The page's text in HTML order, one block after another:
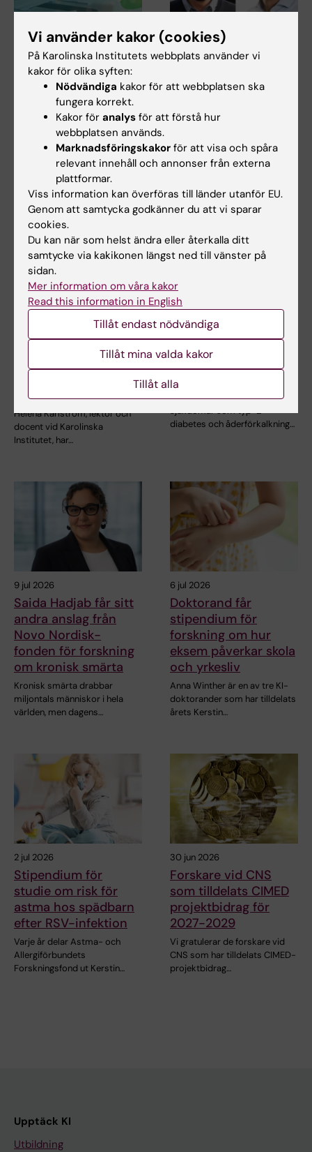
27 jul 2026
Juliette Foucher
tilldelas prestigefyllt
internationellt ALS-
Juliette Foucher, postdoktor
vid institutionen för klinisk
neurovetenskap…
24 jul 2026
Två KI-forskare får
ng från Knut och
Stiftelse
Professor Gonçalo Castelo-
Branco och professor Janne
Lehtiö vid KI får…
15 jul 2026
Helena Karlström får
Novo Nordisk-anslag
för forskning om ny
småkärlssjukdom
Helena Karlström, lektor och
docent vid Karolinska
Institutet, har…
10 jul 2026
Novo Nordisk-anslag
till KI-forskare för
nydanande tester av
läkemedel
Vid kardiometabola
sjukdomar som typ-2
diabetes och åderförkalkning…
9 jul 2026
Saida Hadjab får sitt
andra anslag från
Novo Nordisk-
fonden för forskning
om kronisk smärta
Kronisk smärta drabbar
miljontals människor i hela
världen, men dagens…
6 jul 2026
Doktorand får
stipendium för
forskning om hur
eksem påverkar skola
och yrkesliv
Anna Winther är en av tre KI-
doktorander som har tilldelats
årets Kerstin…
2 jul 2026
Stipendium för
studie om risk för
astma hos spädbarn
efter RSV-infektion
Varje år delar Astma- och
Allergiförbundets
Forskningsfond ut Kerstin…
30 jun 2026
Forskare vid CNS
som tilldelats CIMED
projektbidrag för
2027-2029
Vi gratulerar de forskare vid
CNS som har tilldelats CIMED-
projektbidrag…
Upptäck KI
Utbildning
Vi använder kakor (cookies)
På Karolinska Institutets webbplats använder vi
kakor för olika syften:
Nödvändiga kakor för att webbplatsen ska
fungera korrekt.
Kakor för analys för att förstå hur
webbplatsen används.
Marknadsföringskakor för att visa och spåra
relevant innehåll och annonser från externa
plattformar.
Viss information kan överföras till länder utanför EU.
Genom att samtycka godkänner du att vi sparar
cookies.
Du kan när som helst ändra eller återkalla ditt
samtycke via kakikonen längst ned till vänster på
sidan.
Mer information om våra kakor
Read this information in English
Tillåt endast nödvändiga
Tillåt mina valda kakor
Tillåt alla